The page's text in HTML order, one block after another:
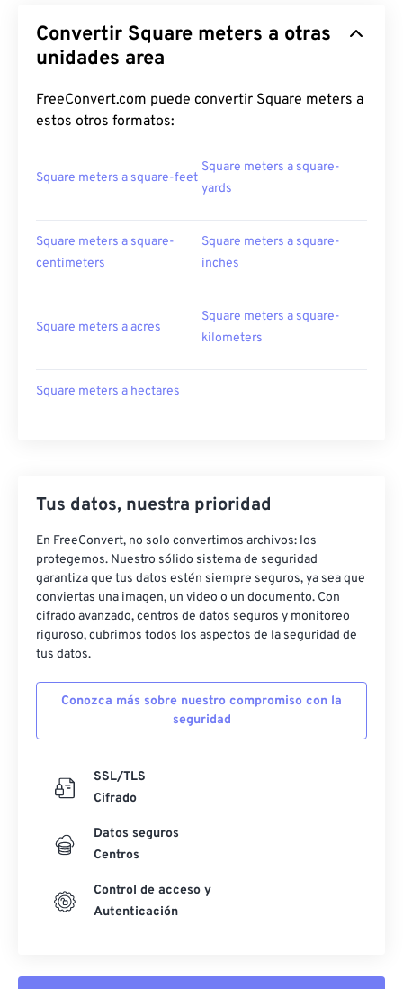
Convertir Square meters a otras
unidades area
FreeConvert.com puede convertir Square meters a
estos otros formatos:
Square meters a square-feet
Square meters a square-
yards
Square meters a square-
centimeters
Square meters a square-
inches
Square meters a acres
Square meters a square-
kilometers
Square meters a hectares
Tus datos, nuestra prioridad
En FreeConvert, no solo convertimos archivos: los
protegemos. Nuestro sólido sistema de seguridad
garantiza que tus datos estén siempre seguros, ya sea que
conviertas una imagen, un video o un documento. Con
cifrado avanzado, centros de datos seguros y monitoreo
riguroso, cubrimos todos los aspectos de la seguridad de
tus datos.
Conozca más sobre nuestro compromiso con la
seguridad
SSL/TLS
Cifrado
Datos seguros
Centros
Control de acceso y
Autenticación